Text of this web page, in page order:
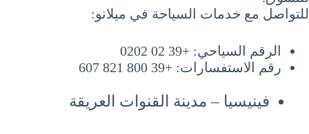
للتواصل مع خدمات السياحة في ميلانو:
الرقم السياحي: +39 02 0202
رقم الاستفسارات: +39 800 821 607
فينيسيا – مدينة القنوات العريقة